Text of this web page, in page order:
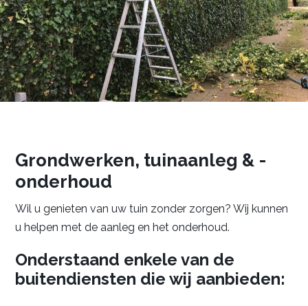
Grondwerken, tuinaanleg & -
onderhoud
Wil u genieten van uw tuin zonder zorgen? Wij kunnen
u helpen met de aanleg en het onderhoud.
Onderstaand enkele van de
buitendiensten die wij aanbieden: